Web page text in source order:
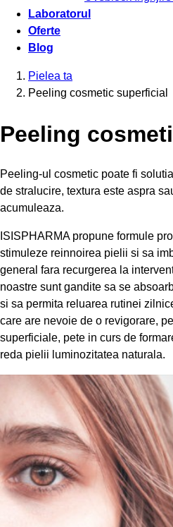
Laboratorul
Oferte
Blog
Pielea ta
Peeling cosmetic superficial
Peeling
Peeling-ul cosmetic poate fi
de stralucire, textura este aspra
acumuleaza.
ISISPHARMA propune formule
stimuleze reinnoirea pielii si sa
general fara recurgerea la
noastre sunt gandite sa se
si sa permita reluarea rutinei
care are nevoie de o revigorare,
superficiale, pete in curs de
reda pielii luminozitatea naturala.